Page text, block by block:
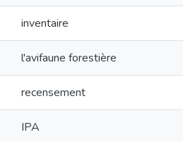
inventaire
l'avifaune forestière
recensement
IPA